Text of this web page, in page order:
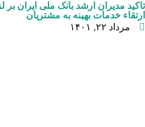
تاکید مدیران ارشد بانک ملی ایران
ارتقاء خدمات بهینه به مشتریان
مرداد ۲۲, ۱۴۰۱